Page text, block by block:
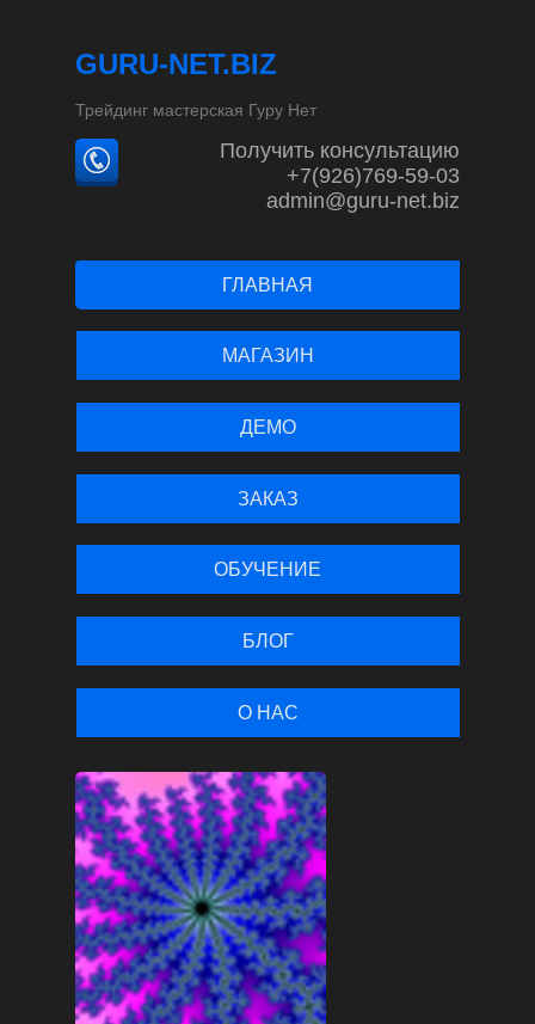
GURU-NET.BIZ
Трейдинг мастерская Гуру Нет
Получить консультацию
+7(926)769-59-03
admin@guru-net.biz
ГЛАВНАЯ
МАГАЗИН
ДЕМО
ЗАКАЗ
ОБУЧЕНИЕ
БЛОГ
О НАС